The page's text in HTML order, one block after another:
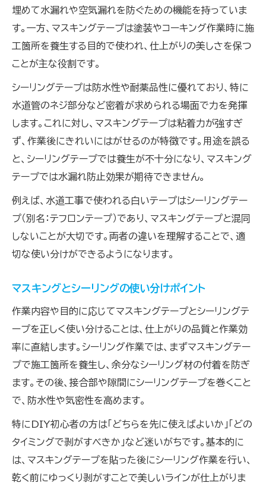
埋めて水漏れや空気漏れを防ぐための機能を持っていま
す。一方、マスキングテープは塗装やコーキング作業時に施
工箇所を養生する目的で使われ、仕上がりの美しさを保つ
ことが主な役割です。
シーリングテープは防水性や耐薬品性に優れており、特に
水道管のネジ部分など密着が求められる場面で力を発揮
します。これに対し、マスキングテープは粘着力が強すぎ
ず、作業後にきれいにはがせるのが特徴です。用途を誤る
と、シーリングテープでは養生が不十分になり、マスキング
テープでは水漏れ防止効果が期待できません。
例えば、水道工事で使われる白いテープはシーリングテー
プ（別名：テフロンテープ）であり、マスキングテープと混同
しないことが大切です。両者の違いを理解することで、適
切な使い分けができるようになります。
マスキングとシーリングの使い分けポイント
作業内容や目的に応じてマスキングテープとシーリングテ
ープを正しく使い分けることは、仕上がりの品質と作業効
率に直結します。シーリング作業では、まずマスキングテー
プで施工箇所を養生し、余分なシーリング材の付着を防ぎ
ます。その後、接合部や隙間にシーリングテープを巻くこと
で、防水性や気密性を高めます。
特にDIY初心者の方は「どちらを先に使えばよいか」「どの
タイミングで剥がすべきか」など迷いがちです。基本的に
は、マスキングテープを貼った後にシーリング作業を行い、
乾く前にゆっくり剥がすことで美しいラインが仕上がりま